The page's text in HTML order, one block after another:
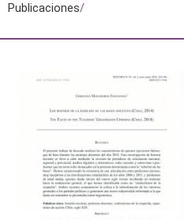
Publicaciones/